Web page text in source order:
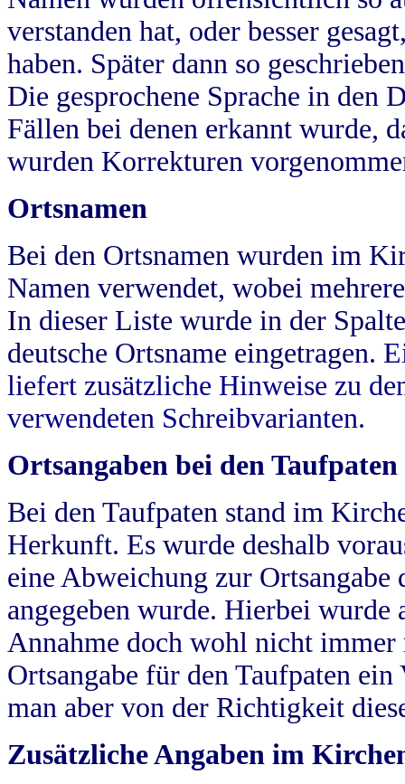
verstanden hat, oder besser
haben. Später dann so
Die gesprochene Sprache in
Fällen bei denen erkannt wurde,
wurden Korrekturen
Ortsnamen
Bei den Ortsnamen wurden im
Namen verwendet, wobei
In dieser Liste wurde in der
deutsche Ortsname eingetragen.
liefert zusätzliche Hinweise zu
verwendeten Schreibvarianten.
Ortsangaben bei den Taufpaten
Bei den Taufpaten stand im
Herkunft. Es wurde deshalb
eine Abweichung zur
angegeben wurde. Hierbei wurde
Annahme doch wohl nicht
Ortsangabe für den Taufpaten
man aber von der Richtigkeit
Zusätzliche Angaben im